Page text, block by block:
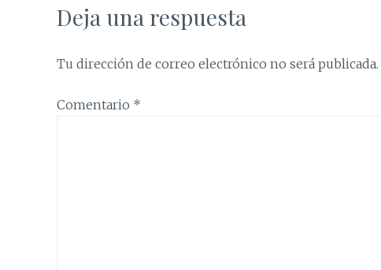
Deja una respuesta
Tu dirección de correo electrónico no será publicada.
Comentario *